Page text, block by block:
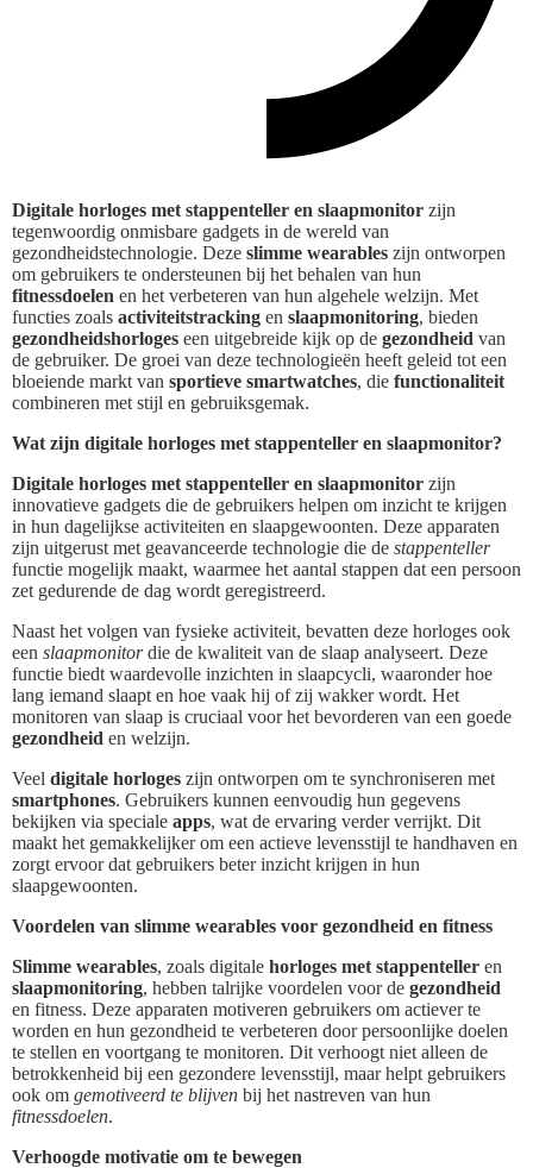
Digitale horloges met stappenteller en slaapmonitor zijn
tegenwoordig onmisbare gadgets in de wereld van
gezondheidstechnologie. Deze slimme wearables zijn ontworpen
om gebruikers te ondersteunen bij het behalen van hun
fitnessdoelen en het verbeteren van hun algehele welzijn. Met
functies zoals activiteitstracking en slaapmonitoring, bieden
gezondheidshorloges een uitgebreide kijk op de gezondheid van
de gebruiker. De groei van deze technologieën heeft geleid tot een
bloeiende markt van sportieve smartwatches, die functionaliteit
combineren met stijl en gebruiksgemak.
Wat zijn digitale horloges met stappenteller en slaapmonitor?
Digitale horloges met stappenteller en slaapmonitor zijn
innovatieve gadgets die de gebruikers helpen om inzicht te krijgen
in hun dagelijkse activiteiten en slaapgewoonten. Deze apparaten
zijn uitgerust met geavanceerde technologie die de stappenteller
functie mogelijk maakt, waarmee het aantal stappen dat een persoon
zet gedurende de dag wordt geregistreerd.
Naast het volgen van fysieke activiteit, bevatten deze horloges ook
een slaapmonitordie de kwaliteit van de slaap analyseert. Deze
functie biedt waardevolle inzichten in slaapcycli, waaronder hoe
lang iemand slaapt en hoe vaak hij of zij wakker wordt. Het
monitoren van slaap is cruciaal voor het bevorderen van een goede
gezondheid en welzijn.
Veel digitale horloges zijn ontworpen om te synchroniseren met
smartphones. Gebruikers kunnen eenvoudig hun gegevens
bekijken via speciale apps, wat de ervaring verder verrijkt. Dit
maakt het gemakkelijker om een actieve levensstijl te handhaven en
zorgt ervoor dat gebruikers beter inzicht krijgen in hun
slaapgewoonten.
Voordelen van slimme wearables voor gezondheid en fitness
Slimme wearables, zoals digitale horloges met stappenteller en
slaapmonitoring, hebben talrijke voordelen voor de gezondheid
en fitness. Deze apparaten motiveren gebruikers om actiever te
worden en hun gezondheid te verbeteren door persoonlijke doelen
te stellen en voortgang te monitoren. Dit verhoogt niet alleen de
betrokkenheid bij een gezondere levensstijl, maar helpt gebruikers
ook om gemotiveerd te blijven bij het nastreven van hun
fitnessdoelen.
Verhoogde motivatie om te bewegen